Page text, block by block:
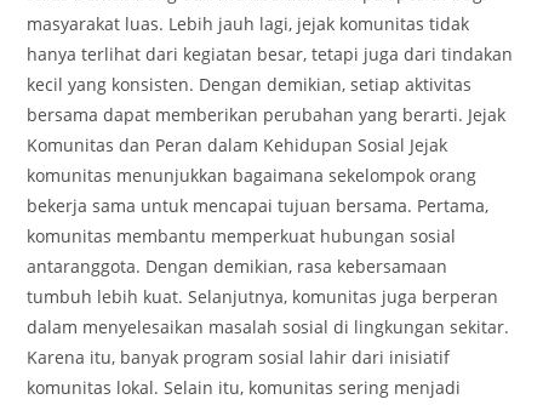
masyarakat luas. Lebih jauh lagi, jejak komunitas tidak
hanya terlihat dari kegiatan besar, tetapi juga dari tindakan
kecil yang konsisten. Dengan demikian, setiap aktivitas
bersama dapat memberikan perubahan yang berarti. Jejak
Komunitas dan Peran dalam Kehidupan Sosial Jejak
komunitas menunjukkan bagaimana sekelompok orang
bekerja sama untuk mencapai tujuan bersama. Pertama,
komunitas membantu memperkuat hubungan sosial
antaranggota. Dengan demikian, rasa kebersamaan
tumbuh lebih kuat. Selanjutnya, komunitas juga berperan
dalam menyelesaikan masalah sosial di lingkungan sekitar.
Karena itu, banyak program sosial lahir dari inisiatif
komunitas lokal. Selain itu, komunitas sering menjadi